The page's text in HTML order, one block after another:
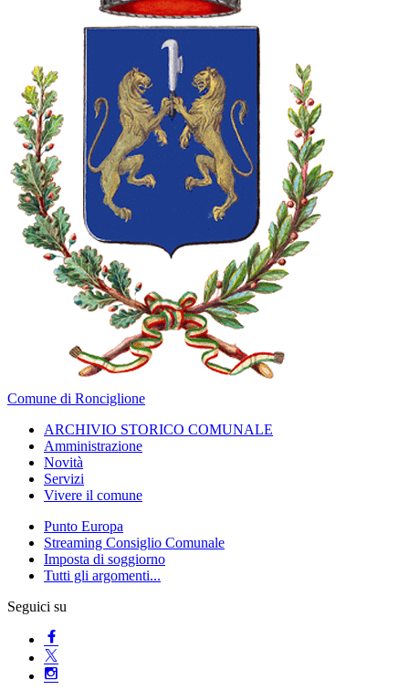
Comune di Ronciglione
ARCHIVIO STORICO COMUNALE
Amministrazione
Novità
Servizi
Vivere il comune
Punto Europa
Streaming Consiglio Comunale
Imposta di soggiorno
Tutti gli argomenti...
Seguici su